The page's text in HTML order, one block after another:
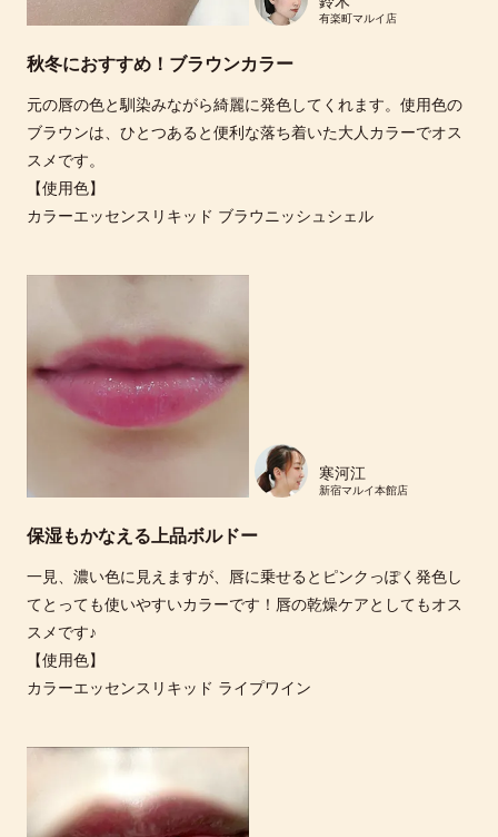
有楽町マルイ店
秋冬におすすめ！ブラウンカラー
元の唇の色と馴染みながら綺麗に発色してくれます。使用色の
ブラウンは、ひとつあると便利な落ち着いた大人カラーでオス
スメです。
【使用色】
カラーエッセンスリキッド ブラウニッシュシェル
寒河江
新宿マルイ本館店
保湿もかなえる上品ボルドー
一見、濃い色に見えますが、唇に乗せるとピンクっぽく発色し
てとっても使いやすいカラーです！唇の乾燥ケアとしてもオス
スメです♪
【使用色】
カラーエッセンスリキッド ライプワイン